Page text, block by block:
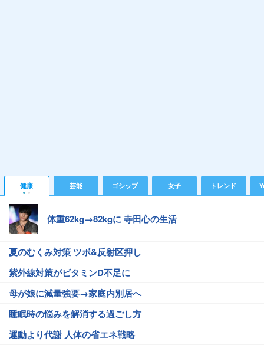
健康 芸能 ゴシップ 女子 トレンド
体重62kg→82kgに 寺田心の生活
夏のむくみ対策 ツボ&反射区押し
紫外線対策がビタミンD不足に
母が娘に減量強要→家庭内別居へ
睡眠時の悩みを解消する過ごし方
運動より代謝 人体の省エネ戦略